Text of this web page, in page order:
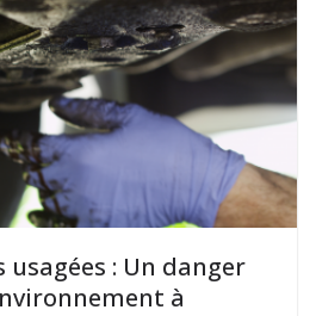
usagées : Un danger
à